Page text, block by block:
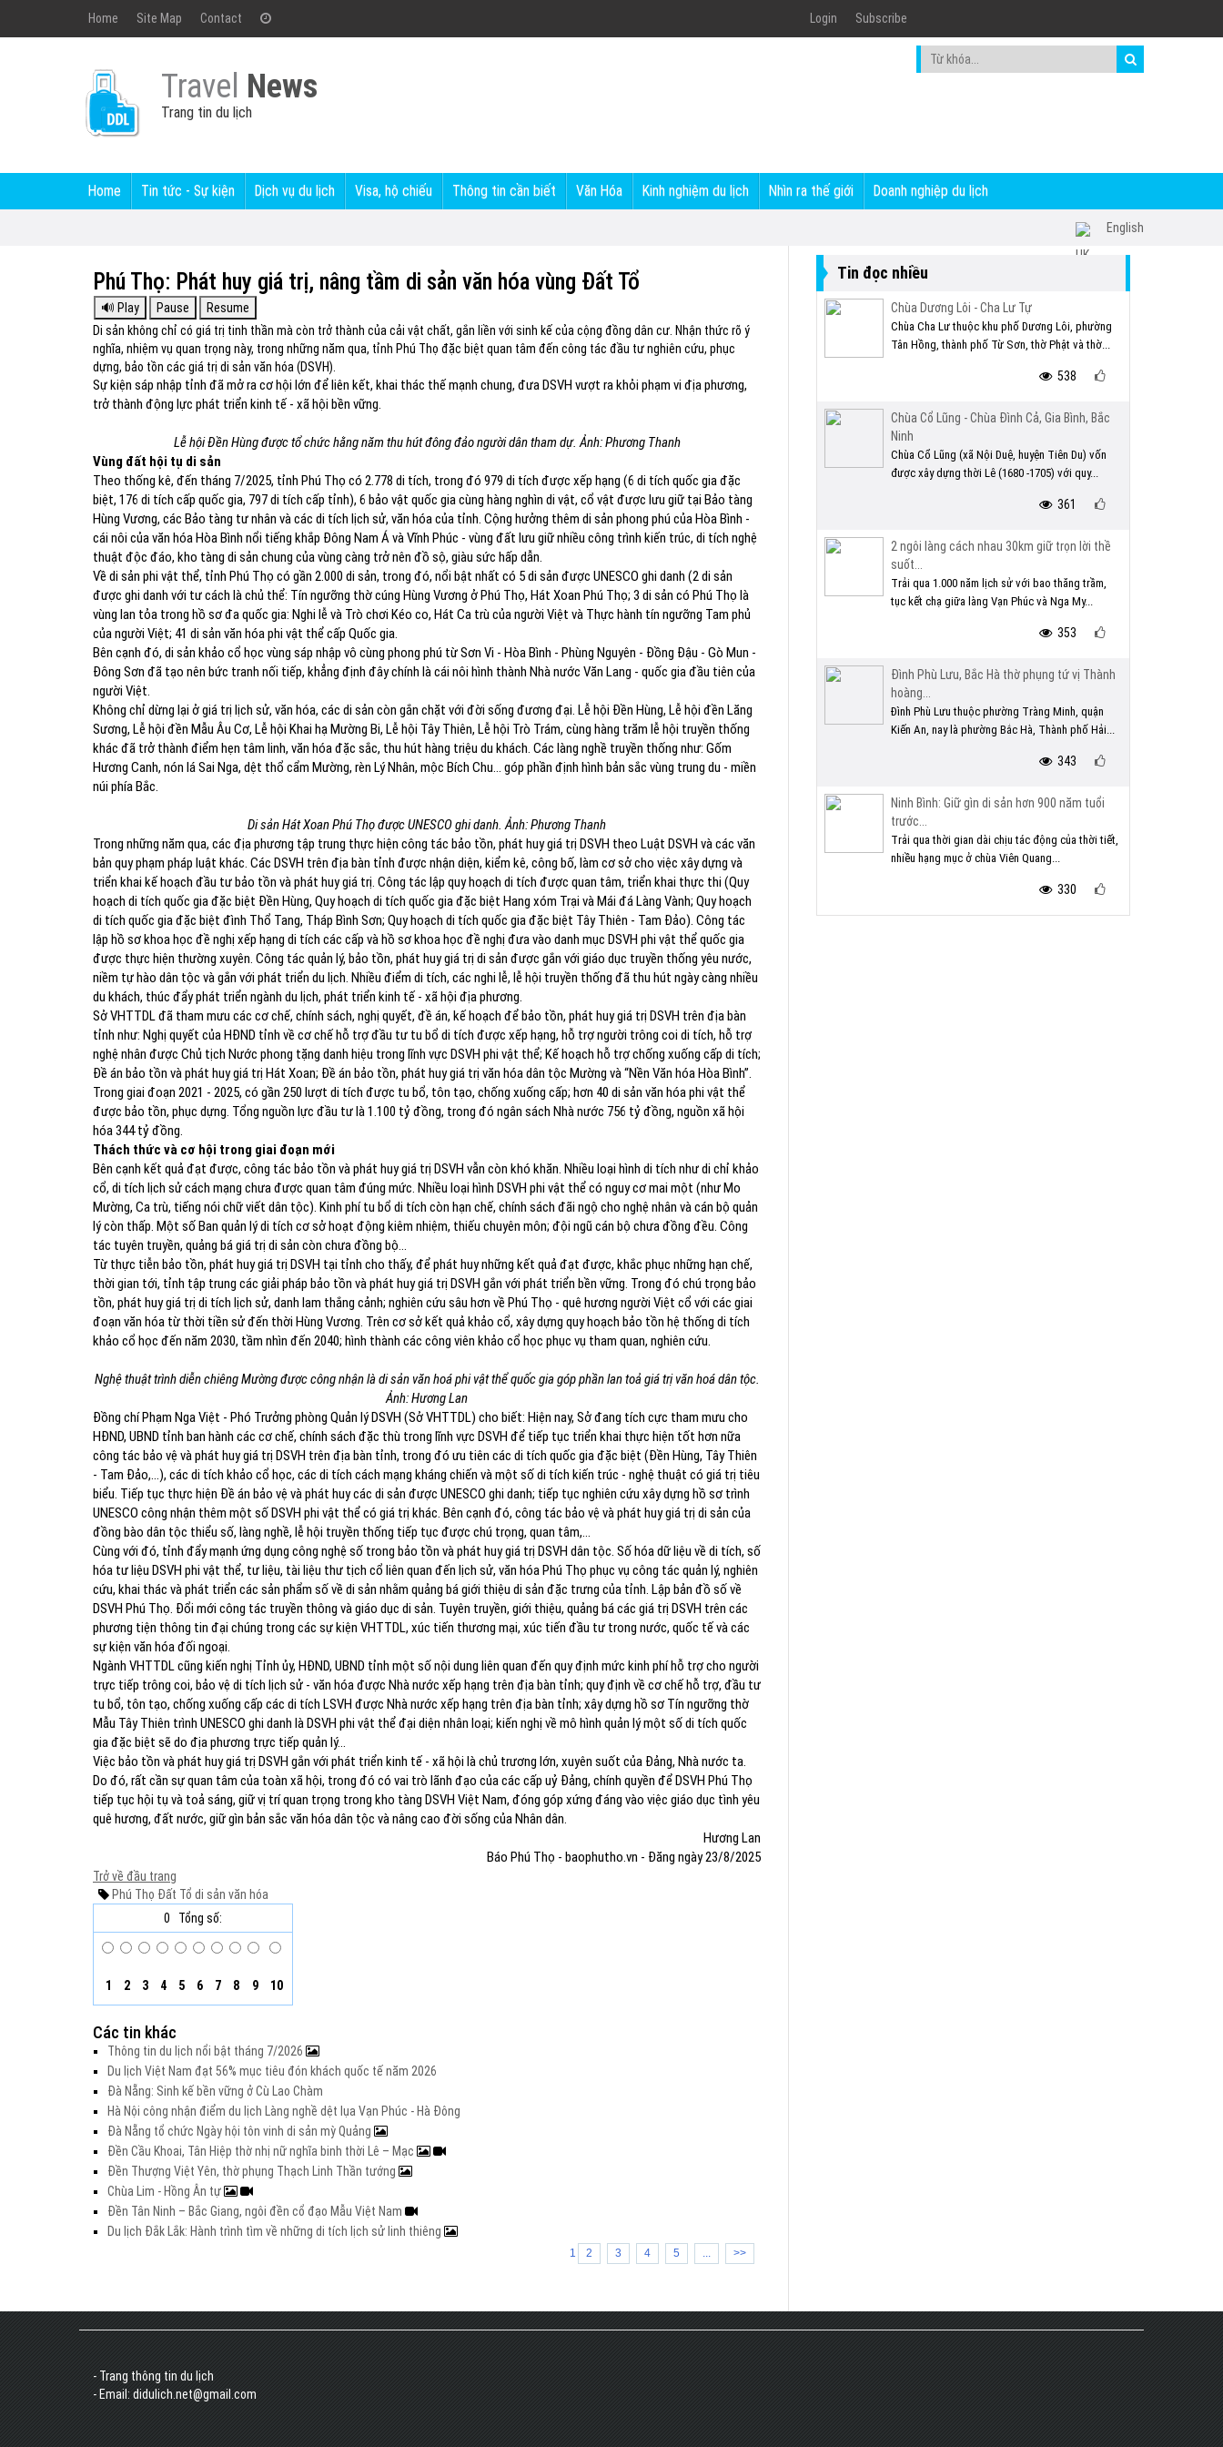
Home Site Map Contact Login Subscribe
Travel News
Trang tin du lịch
Home Tin tức - Sự kiện Dịch vụ du lịch Visa, hộ chiếu Thông tin cần biết Văn Hóa Kinh nghiệm du lịch Nhìn ra thế giới Doanh nghiệp du lịch
English
Phú Thọ: Phát huy giá trị, nâng tầm di sản văn hóa vùng Đất Tổ
Di sản không chỉ có giá trị tinh thần mà còn trở thành của cải vật chất, gắn liền với sinh kế của cộng đồng dân cư. Nhận thức rõ ý
nghĩa, nhiệm vụ quan trọng này, trong những năm qua, tỉnh Phú Thọ đặc biệt quan tâm đến công tác đầu tư nghiên cứu, phục
dựng, bảo tồn các giá trị di sản văn hóa (DSVH).
Sự kiện sáp nhập tỉnh đã mở ra cơ hội lớn để liên kết, khai thác thế mạnh chung, đưa DSVH vượt ra khỏi phạm vi địa phương,
trở thành động lực phát triển kinh tế - xã hội bền vững.
Lễ hội Đền Hùng được tổ chức hằng năm thu hút đông đảo người dân tham dự. Ảnh: Phương Thanh
Vùng đất hội tụ di sản
Theo thống kê, đến tháng 7/2025, tỉnh Phú Thọ có 2.778 di tích, trong đó 979 di tích được xếp hạng (6 di tích quốc gia đặc
biệt, 176 di tích cấp quốc gia, 797 di tích cấp tỉnh), 6 bảo vật quốc gia cùng hàng nghìn di vật, cổ vật được lưu giữ tại Bảo tàng
Hùng Vương, các Bảo tàng tư nhân và các di tích lịch sử, văn hóa của tỉnh. Cộng hưởng thêm di sản phong phú của Hòa Bình -
cái nôi của văn hóa Hòa Bình nổi tiếng khắp Đông Nam Á và Vĩnh Phúc - vùng đất lưu giữ nhiều công trình kiến trúc, di tích nghệ
thuật độc đáo, kho tàng di sản chung của vùng càng trở nên đồ sộ, giàu sức hấp dẫn.
Về di sản phi vật thể, tỉnh Phú Thọ có gần 2.000 di sản, trong đó, nổi bật nhất có 5 di sản được UNESCO ghi danh (2 di sản
được ghi danh với tư cách là chủ thể: Tín ngưỡng thờ cúng Hùng Vương ở Phú Thọ, Hát Xoan Phú Thọ; 3 di sản có Phú Thọ là
vùng lan tỏa trong hồ sơ đa quốc gia: Nghi lễ và Trò chơi Kéo co, Hát Ca trù của người Việt và Thực hành tín ngưỡng Tam phủ
của người Việt; 41 di sản văn hóa phi vật thể cấp Quốc gia.
Bên cạnh đó, di sản khảo cổ học vùng sáp nhập vô cùng phong phú từ Sơn Vi - Hòa Bình - Phùng Nguyên - Đồng Đậu - Gò Mun -
Đông Sơn đã tạo nên bức tranh nối tiếp, khẳng định đây chính là cái nôi hình thành Nhà nước Văn Lang - quốc gia đầu tiên của
người Việt.
Không chỉ dừng lại ở giá trị lịch sử, văn hóa, các di sản còn gắn chặt với đời sống đương đại. Lễ hội Đền Hùng, Lễ hội đền Lăng
Sương, Lễ hội đền Mẫu Âu Cơ, Lễ hội Khai hạ Mường Bi, Lễ hội Tây Thiên, Lễ hội Trò Trám, cùng hàng trăm lễ hội truyền thống
khác đã trở thành điểm hẹn tâm linh, văn hóa đặc sắc, thu hút hàng triệu du khách. Các làng nghề truyền thống như: Gốm
Hương Canh, nón lá Sai Nga, dệt thổ cẩm Mường, rèn Lý Nhân, mộc Bích Chu... góp phần định hình bản sắc vùng trung du - miền
núi phía Bắc.
Di sản Hát Xoan Phú Thọ được UNESCO ghi danh. Ảnh: Phương Thanh
Trong những năm qua, các địa phương tập trung thực hiện công tác bảo tồn, phát huy giá trị DSVH theo Luật DSVH và các văn
bản quy phạm pháp luật khác. Các DSVH trên địa bàn tỉnh được nhận diện, kiểm kê, công bố, làm cơ sở cho việc xây dựng và
triển khai kế hoạch đầu tư bảo tồn và phát huy giá trị. Công tác lập quy hoạch di tích được quan tâm, triển khai thực thi (Quy
hoạch di tích quốc gia đặc biệt Đền Hùng, Quy hoạch di tích quốc gia đặc biệt Hang xóm Trại và Mái đá Làng Vành; Quy hoạch
di tích quốc gia đặc biệt đình Thổ Tang, Tháp Bình Sơn; Quy hoạch di tích quốc gia đặc biệt Tây Thiên - Tam Đảo). Công tác
lập hồ sơ khoa học đề nghị xếp hạng di tích các cấp và hồ sơ khoa học đề nghị đưa vào danh mục DSVH phi vật thể quốc gia
được thực hiện thường xuyên. Công tác quản lý, bảo tồn, phát huy giá trị di sản được gắn với giáo dục truyền thống yêu nước,
niềm tự hào dân tộc và gắn với phát triển du lịch. Nhiều điểm di tích, các nghi lễ, lễ hội truyền thống đã thu hút ngày càng nhiều
du khách, thúc đẩy phát triển ngành du lịch, phát triển kinh tế - xã hội địa phương.
Sở VHTTDL đã tham mưu các cơ chế, chính sách, nghị quyết, đề án, kế hoạch để bảo tồn, phát huy giá trị DSVH trên địa bàn
tỉnh như: Nghị quyết của HĐND tỉnh về cơ chế hỗ trợ đầu tư tu bổ di tích được xếp hạng, hỗ trợ người trông coi di tích, hỗ trợ
nghệ nhân được Chủ tịch Nước phong tặng danh hiệu trong lĩnh vực DSVH phi vật thể; Kế hoạch hỗ trợ chống xuống cấp di tích;
Đề án bảo tồn và phát huy giá trị Hát Xoan; Đề án bảo tồn, phát huy giá trị văn hóa dân tộc Mường và “Nền Văn hóa Hòa Bình”.
Trong giai đoạn 2021 - 2025, có gần 250 lượt di tích được tu bổ, tôn tạo, chống xuống cấp; hơn 40 di sản văn hóa phi vật thể
được bảo tồn, phục dựng. Tổng nguồn lực đầu tư là 1.100 tỷ đồng, trong đó ngân sách Nhà nước 756 tỷ đồng, nguồn xã hội
hóa 344 tỷ đồng.
Thách thức và cơ hội trong giai đoạn mới
Bên cạnh kết quả đạt được, công tác bảo tồn và phát huy giá trị DSVH vẫn còn khó khăn. Nhiều loại hình di tích như di chỉ khảo
cổ, di tích lịch sử cách mạng chưa được quan tâm đúng mức. Nhiều loại hình DSVH phi vật thể có nguy cơ mai một (như Mo
Mường, Ca trù, tiếng nói chữ viết dân tộc). Kinh phí tu bổ di tích còn hạn chế, chính sách đãi ngộ cho nghệ nhân và cán bộ quản
lý còn thấp. Một số Ban quản lý di tích cơ sở hoạt động kiêm nhiệm, thiếu chuyên môn; đội ngũ cán bộ chưa đồng đều. Công
tác tuyên truyền, quảng bá giá trị di sản còn chưa đồng bộ...
Từ thực tiễn bảo tồn, phát huy giá trị DSVH tại tỉnh cho thấy, để phát huy những kết quả đạt được, khắc phục những hạn chế,
thời gian tới, tỉnh tập trung các giải pháp bảo tồn và phát huy giá trị DSVH gắn với phát triển bền vững. Trong đó chú trọng bảo
tồn, phát huy giá trị di tích lịch sử, danh lam thắng cảnh; nghiên cứu sâu hơn về Phú Thọ - quê hương người Việt cổ với các giai
đoạn văn hóa từ thời tiền sử đến thời Hùng Vương. Trên cơ sở kết quả khảo cổ, xây dựng quy hoạch bảo tồn hệ thống di tích
khảo cổ học đến năm 2030, tầm nhìn đến 2040; hình thành các công viên khảo cổ học phục vụ tham quan, nghiên cứu.
Nghệ thuật trình diễn chiêng Mường được công nhận là di sản văn hoá phi vật thể quốc gia góp phần lan toả giá trị văn hoá dân tộc.
Ảnh: Hương Lan
Đồng chí Phạm Nga Việt - Phó Trưởng phòng Quản lý DSVH (Sở VHTTDL) cho biết: Hiện nay, Sở đang tích cực tham mưu cho
HĐND, UBND tỉnh ban hành các cơ chế, chính sách đặc thù trong lĩnh vực DSVH để tiếp tục triển khai thực hiện tốt hơn nữa
công tác bảo vệ và phát huy giá trị DSVH trên địa bàn tỉnh, trong đó ưu tiên các di tích quốc gia đặc biệt (Đền Hùng, Tây Thiên
- Tam Đảo,...), các di tích khảo cổ học, các di tích cách mạng kháng chiến và một số di tích kiến trúc - nghệ thuật có giá trị tiêu
biểu. Tiếp tục thực hiện Đề án bảo vệ và phát huy các di sản được UNESCO ghi danh; tiếp tục nghiên cứu xây dựng hồ sơ trình
UNESCO công nhận thêm một số DSVH phi vật thể có giá trị khác. Bên cạnh đó, công tác bảo vệ và phát huy giá trị di sản của
đồng bào dân tộc thiểu số, làng nghề, lễ hội truyền thống tiếp tục được chú trọng, quan tâm,...
Cùng với đó, tỉnh đẩy mạnh ứng dụng công nghệ số trong bảo tồn và phát huy giá trị DSVH dân tộc. Số hóa dữ liệu về di tích, số
hóa tư liệu DSVH phi vật thể, tư liệu, tài liệu thư tịch cổ liên quan đến lịch sử, văn hóa Phú Thọ phục vụ công tác quản lý, nghiên
cứu, khai thác và phát triển các sản phẩm số về di sản nhằm quảng bá giới thiệu di sản đặc trưng của tỉnh. Lập bản đồ số về
DSVH Phú Thọ. Đổi mới công tác truyền thông và giáo dục di sản. Tuyên truyền, giới thiệu, quảng bá các giá trị DSVH trên các
phương tiện thông tin đại chúng trong các sự kiện VHTTDL, xúc tiến thương mại, xúc tiến đầu tư trong nước, quốc tế và các
sự kiện văn hóa đối ngoại.
Ngành VHTTDL cũng kiến nghị Tỉnh ủy, HĐND, UBND tỉnh một số nội dung liên quan đến quy định mức kinh phí hỗ trợ cho người
trực tiếp trông coi, bảo vệ di tích lịch sử - văn hóa được Nhà nước xếp hạng trên địa bàn tỉnh; quy định về cơ chế hỗ trợ, đầu tư
tu bổ, tôn tạo, chống xuống cấp các di tích LSVH được Nhà nước xếp hạng trên địa bàn tỉnh; xây dựng hồ sơ Tín ngưỡng thờ
Mẫu Tây Thiên trình UNESCO ghi danh là DSVH phi vật thể đại diện nhân loại; kiến nghị về mô hình quản lý một số di tích quốc
gia đặc biệt sẽ do địa phương trực tiếp quản lý...
Việc bảo tồn và phát huy giá trị DSVH gắn với phát triển kinh tế - xã hội là chủ trương lớn, xuyên suốt của Đảng, Nhà nước ta.
Do đó, rất cần sự quan tâm của toàn xã hội, trong đó có vai trò lãnh đạo của các cấp uỷ Đảng, chính quyền để DSVH Phú Thọ
tiếp tục hội tụ và toả sáng, giữ vị trí quan trọng trong kho tàng DSVH Việt Nam, đóng góp xứng đáng vào việc giáo dục tình yêu
quê hương, đất nước, giữ gìn bản sắc văn hóa dân tộc và nâng cao đời sống của Nhân dân.
Hương Lan
Báo Phú Thọ - baophutho.vn - Đăng ngày 23/8/2025
Trở về đầu trang
Phú Thọ Đất Tổ di sản văn hóa
0
Tổng số:
1 2 3 4 5 6 7 8 9 10
Các tin khác
Thông tin du lịch nổi bật tháng 7/2026
Du lịch Việt Nam đạt 56% mục tiêu đón khách quốc tế năm 2026
Đà Nẵng: Sinh kế bền vững ở Cù Lao Chàm
Hà Nội công nhận điểm du lịch Làng nghề dệt lụa Vạn Phúc - Hà Đông
Đà Nẵng tổ chức Ngày hội tôn vinh di sản mỳ Quảng
Đền Cầu Khoai, Tân Hiệp thờ nhị nữ nghĩa binh thời Lê – Mạc
Đền Thượng Việt Yên, thờ phụng Thạch Linh Thần tướng
Chùa Lim - Hồng Ân tự
Đền Tân Ninh – Bắc Giang, ngôi đền cổ đạo Mẫu Việt Nam
Du lịch Đắk Lắk: Hành trình tìm về những di tích lịch sử linh thiêng
1 2 3 4 5 ... >>
Tin đọc nhiều
Chùa Dương Lôi - Cha Lư Tự
Chùa Cha Lư thuộc khu phố Dương Lôi, phường
Tân Hồng, thành phố Từ Sơn, thờ Phật và thờ...
538
Chùa Cổ Lũng - Chùa Đình Cả, Gia Bình, Bắc
Ninh
Chùa Cổ Lũng (xã Nội Duệ, huyện Tiên Du) vốn
được xây dựng thời Lê (1680 -1705) với quy...
361
2 ngôi làng cách nhau 30km giữ trọn lời thề
suốt...
Trải qua 1.000 năm lịch sử với bao thăng trầm,
tục kết chạ giữa làng Vạn Phúc và Nga My...
353
Đình Phù Lưu, Bắc Hà thờ phụng tứ vị Thành
hoàng...
Đình Phù Lưu thuộc phường Tràng Minh, quận
Kiến An, nay là phường Bắc Hà, Thành phố Hải...
343
Ninh Bình: Giữ gìn di sản hơn 900 năm tuổi
trước...
Trải qua thời gian dài chịu tác động của thời tiết,
nhiều hạng mục ở chùa Viên Quang...
330
- Trang thông tin du lịch
- Email: didulich.net@gmail.com